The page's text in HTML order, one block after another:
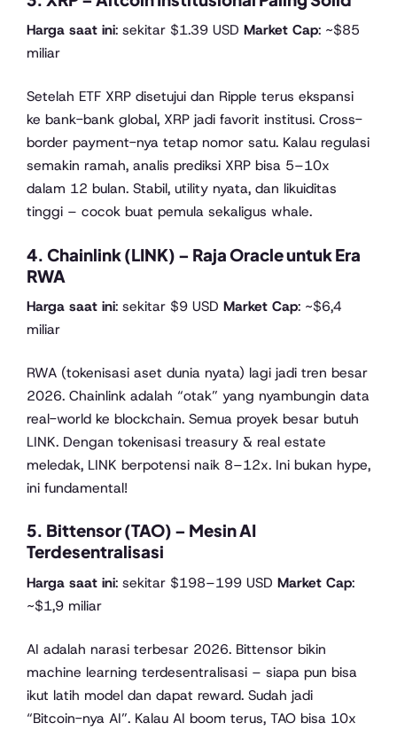
Harga saat ini: sekitar $1.39 USD Market Cap: ~$85
miliar
Setelah ETF XRP disetujui dan Ripple terus ekspansi
ke bank-bank global, XRP jadi favorit institusi. Cross-
border payment-nya tetap nomor satu. Kalau regulasi
semakin ramah, analis prediksi XRP bisa 5–10x
dalam 12 bulan. Stabil, utility nyata, dan likuiditas
tinggi – cocok buat pemula sekaligus whale.
4. Chainlink (LINK) – Raja Oracle untuk Era
RWA
Harga saat ini: sekitar $9 USD Market Cap: ~$6,4
miliar
RWA (tokenisasi aset dunia nyata) lagi jadi tren besar
2026. Chainlink adalah “otak” yang nyambungin data
real-world ke blockchain. Semua proyek besar butuh
LINK. Dengan tokenisasi treasury & real estate
meledak, LINK berpotensi naik 8–12x. Ini bukan hype,
ini fundamental!
5. Bittensor (TAO) – Mesin AI
Terdesentralisasi
Harga saat ini: sekitar $198–199 USD Market Cap:
~$1,9 miliar
AI adalah narasi terbesar 2026. Bittensor bikin
machine learning terdesentralisasi – siapa pun bisa
ikut latih model dan dapat reward. Sudah jadi
“Bitcoin-nya AI”. Kalau AI boom terus, TAO bisa 10x